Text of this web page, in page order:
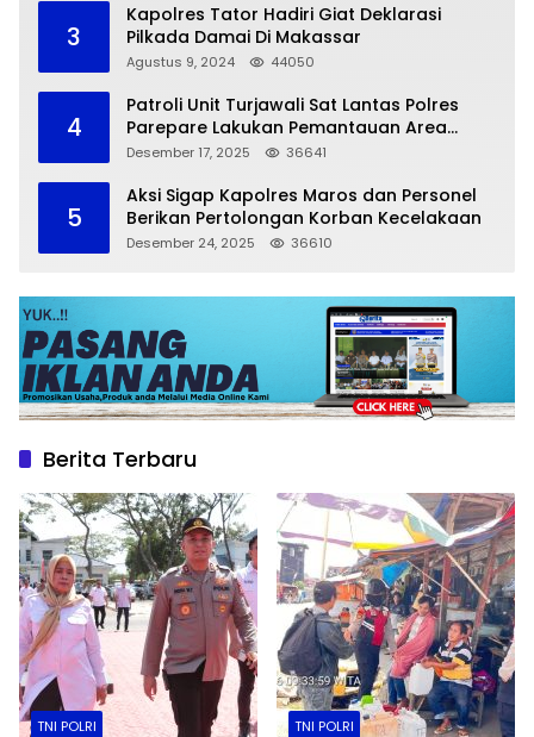
3
Kapolres Tator Hadiri Giat Deklarasi
Pilkada Damai Di Makassar
Agustus 9, 2024 44050
4
Patroli Unit Turjawali Sat Lantas Polres
Parepare Lakukan Pemantauan Area
Larangan Parkir
Desember 17, 2025 36641
5
Aksi Sigap Kapolres Maros dan Personel
Berikan Pertolongan Korban Kecelakaan
Desember 24, 2025 36610
Berita Terbaru
TNI POLRI TNI POLRI